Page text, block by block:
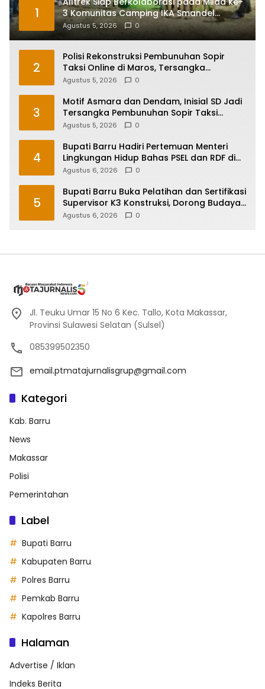
1
3 Komunitas Camping IKA Smandel
Makassar di Malino
Agustus 5, 2026 0
2
Polisi Rekonstruksi Pembunuhan Sopir
Taksi Online di Maros, Tersangka
Peragakan 24 Adegan
Agustus 5, 2026 0
3
Motif Asmara dan Dendam, Inisial SD Jadi
Tersangka Pembunuhan Sopir Taksi
Online di Maros
Agustus 5, 2026 0
4
Bupati Barru Hadiri Pertemuan Menteri
Lingkungan Hidup Bahas PSEL dan RDF di
Sulsel
Agustus 6, 2026 0
5
Bupati Barru Buka Pelatihan dan Sertifikasi
Supervisor K3 Konstruksi, Dorong Budaya
Zero Accident
Agustus 6, 2026 0
Jl. Teuku Umar 15 No 6 Kec. Tallo, Kota Makassar,
Provinsi Sulawesi Selatan (Sulsel)
085399502350
email.ptmatajurnalisgrup@gmail.com
Kategori
Kab. Barru
News
Makassar
Polisi
Pemerintahan
Label
Bupati Barru
Kabupaten Barru
Polres Barru
Pemkab Barru
Kapolres Barru
Halaman
Advertise / Iklan
Indeks Berita